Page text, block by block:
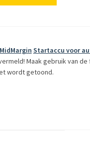
MidMargin Startaccu voor
Maak gebruik van
wordt getoond.